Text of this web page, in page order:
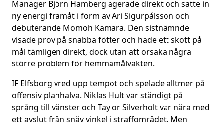
Manager Björn Hamberg agerade direkt och satte in
ny energi framåt i form av Ari Sigurpálsson och
debuterande Momoh Kamara. Den sistnämnde
visade prov på snabba fötter och hade ett skott på
mål tämligen direkt, dock utan att orsaka några
större problem för hemmamålvakten.
IF Elfsborg vred upp tempot och spelade alltmer på
offensiv planhalva. Niklas Hult var ständigt på
språng till vänster och Taylor Silverholt var nära med
ett avslut från snäv vinkel i straffområdet. Men